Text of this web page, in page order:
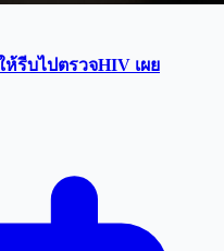
รีบไปตรวจHIV เผย